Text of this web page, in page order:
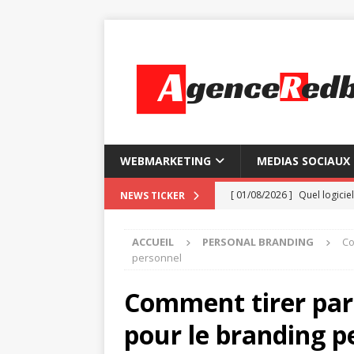
WEBMARKETING MEDIAS SOCIAUX
NEWS TICKER [ 01/08/2026 ] Quel
[ 24/07/2026 ] Les 7
[ 05/08/2026 ]
ACCUEIL PERSONAL BRANDING
personnel
Comment tirer
pour le branding